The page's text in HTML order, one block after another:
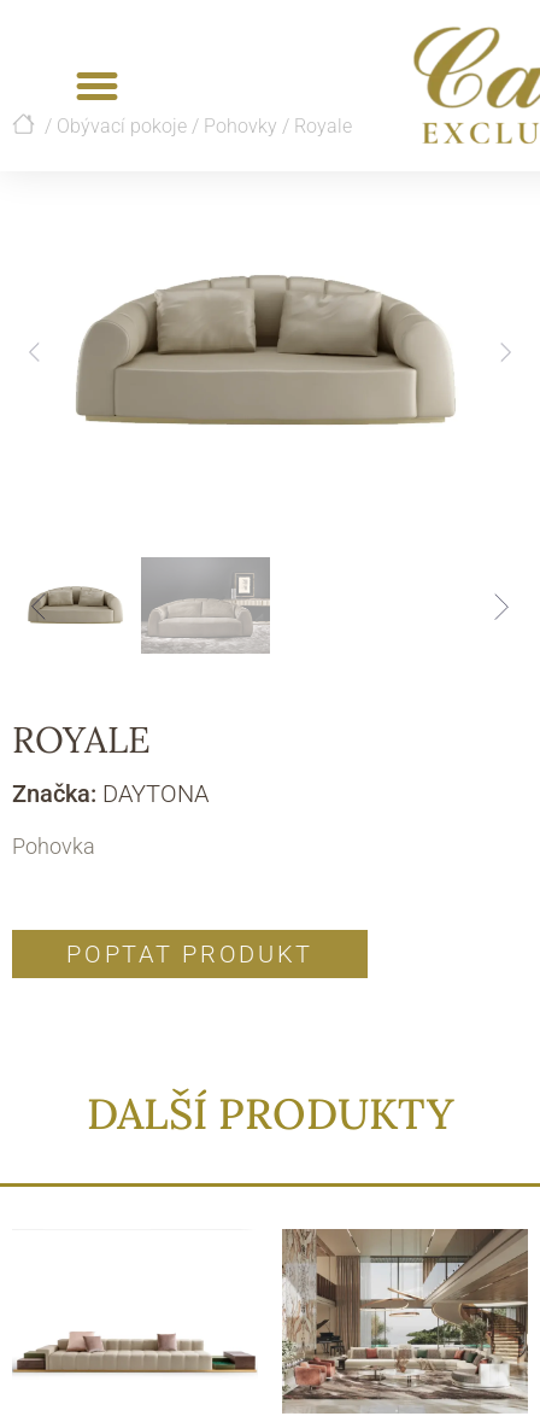
/ Obývací pokoje / Pohovky / Royale
ROYALE
Značka: DAYTONA
Pohovka
POPTAT PRODUKT
DALŠÍ PRODUKTY